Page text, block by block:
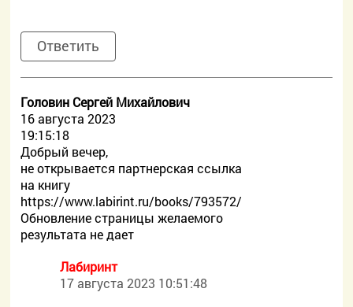
Ответить
Головин Сергей Михайлович
16 августа 2023
19:15:18
Добрый вечер,
не открывается партнерская ссылка
на книгу
https://www.labirint.ru/books/793572/
Обновление страницы желаемого
результата не дает
Лабиринт
17 августа 2023 10:51:48